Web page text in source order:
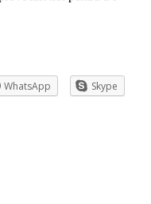
WhatsApp Skype